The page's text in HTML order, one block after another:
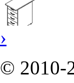
4627 руб.
›
© 2010-